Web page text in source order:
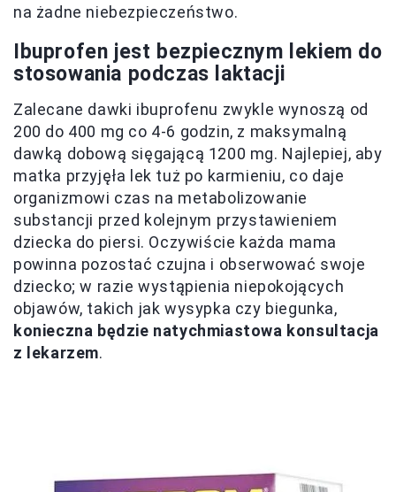
na żadne niebezpieczeństwo.
Ibuprofen jest bezpiecznym lekiem do
stosowania podczas laktacji
Zalecane dawki ibuprofenu zwykle wynoszą od
200 do 400 mg co 4-6 godzin, z maksymalną
dawką dobową sięgającą 1200 mg. Najlepiej, aby
matka przyjęła lek tuż po karmieniu, co daje
organizmowi czas na metabolizowanie
substancji przed kolejnym przystawieniem
dziecka do piersi. Oczywiście każda mama
powinna pozostać czujna i obserwować swoje
dziecko; w razie wystąpienia niepokojących
objawów, takich jak wysypka czy biegunka,
konieczna będzie natychmiastowa konsultacja
z lekarzem.